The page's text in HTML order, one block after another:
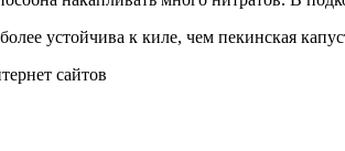
устойчива к киле, чем пекинская
сайтов